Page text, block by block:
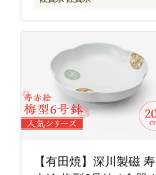
【有田焼】深川製磁 寿